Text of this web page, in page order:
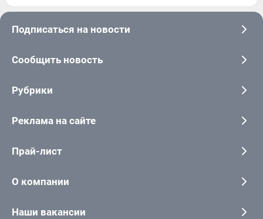
Подписаться на новости
Сообщить новость
Рубрики
Реклама на сайте
Прай-лист
О компании
Наши вакансии